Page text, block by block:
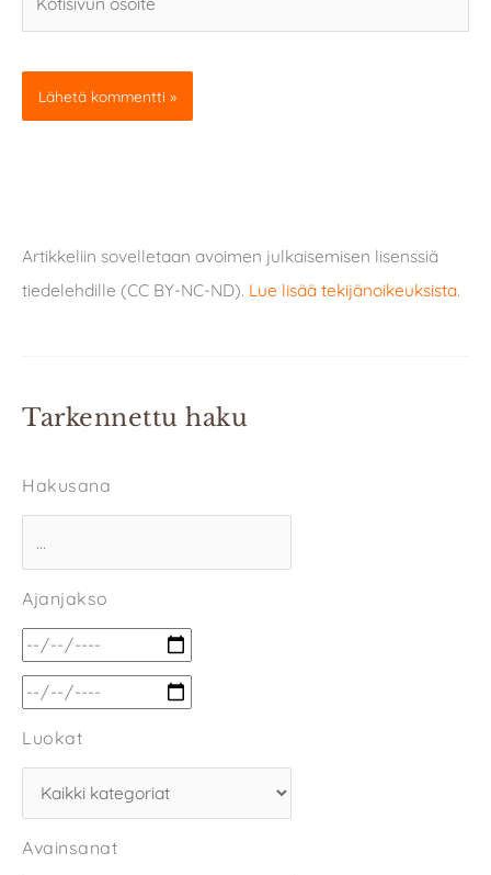
osoite
Artikkeliin sovelletaan avoimen julkaisemisen lisenssiä
tiedelehdille (CC BY-NC-ND). Lue lisää tekijänoikeuksista.
Tarkennettu haku
Hakusana
Ajanjakso
Luokat
Avainsanat